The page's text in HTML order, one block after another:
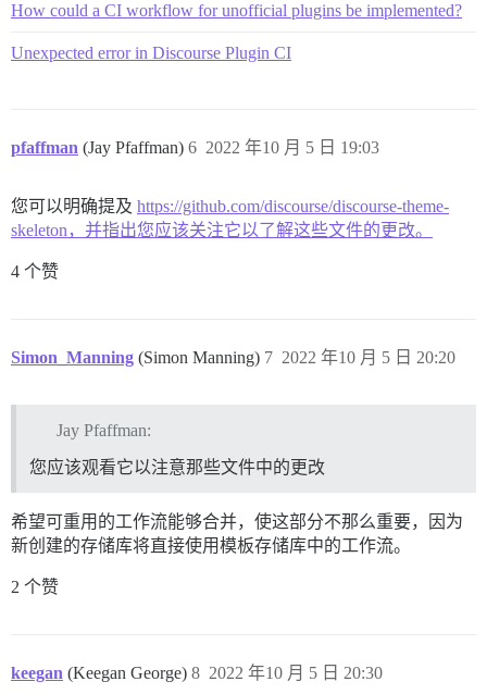
How could a CI workflow for unofficial plugins be implemented?
Unexpected error in Discourse Plugin CI
pfaffman (Jay Pfaffman) 2022 年10 月 5 日 19:03
6
您可以明确提及 https://github.com/discourse/discourse-theme-
skeleton，并指出您应该关注它以了解这些文件的更改。
4 个赞
Simon_Manning (Simon Manning) 2022 年10 月 5 日 20:20
7
Jay Pfaffman:
您应该观看它以注意那些文件中的更改
希望可重用的工作流能够合并，使这部分不那么重要，因为
新创建的存储库将直接使用模板存储库中的工作流。
2 个赞
keegan (Keegan George) 2022 年10 月 5 日 20:30
8